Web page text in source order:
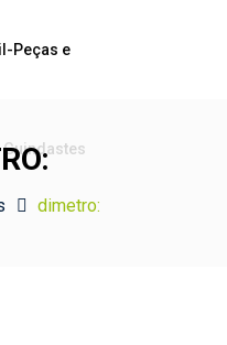
dimetro: